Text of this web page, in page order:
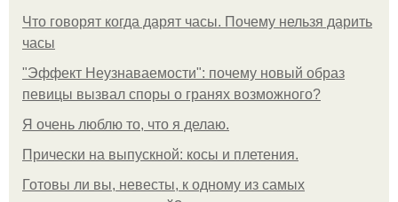
Что говорят когда дарят часы. Почему нельзя дарить
часы
"Эффект Неузнаваемости": почему новый образ
певицы вызвал споры о гранях возможного?
Я очень люблю то, что я делаю.
Прически на выпускной: косы и плетения.
Готовы ли вы, невесты, к одному из самых